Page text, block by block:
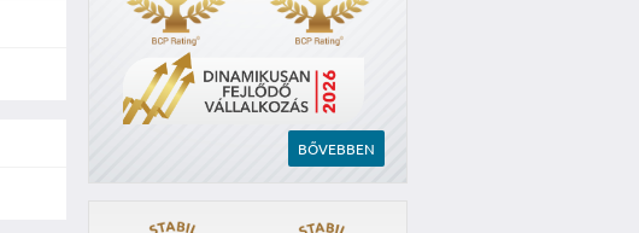
BŐVEBBEN